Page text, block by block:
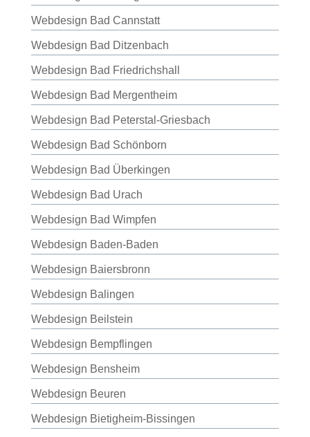
Webdesign Bad Cannstatt
Webdesign Bad Ditzenbach
Webdesign Bad Friedrichshall
Webdesign Bad Mergentheim
Webdesign Bad Peterstal-Griesbach
Webdesign Bad Schönborn
Webdesign Bad Überkingen
Webdesign Bad Urach
Webdesign Bad Wimpfen
Webdesign Baden-Baden
Webdesign Baiersbronn
Webdesign Balingen
Webdesign Beilstein
Webdesign Bempflingen
Webdesign Bensheim
Webdesign Beuren
Webdesign Bietigheim-Bissingen